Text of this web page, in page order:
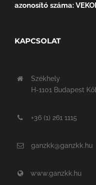
azonosító száma:
KAPCSOLAT
Székhely
H-1101 Budapest
+36 (1) 261 1115
ganzkk@ganzkk.hu
www.ganzkk.hu